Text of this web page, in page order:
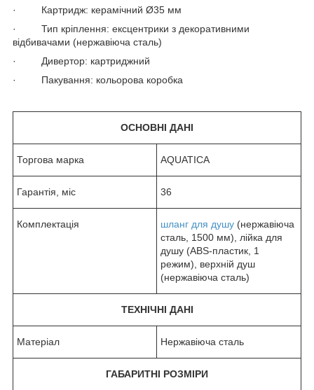
· Картридж: керамічний Ø35 мм
· Тип кріплення: ексцентрики з декоративними
відбивачами (нержавіюча сталь)
· Дивертор: картриджний
· Пакування: кольорова коробка
ОСНОВНІ ДАНІ
Торгова марка AQUATICA
Гарантія, міс 36
Комплектація шланг для душу (нержавіюча
сталь, 1500 мм), лійка для
душу (АВS-пластик, 1
режим), верхній душ
(нержавіюча сталь)
ТЕХНІЧНІ ДАНІ
Матеріал Нержавіюча сталь
ГАБАРИТНІ РОЗМІРИ